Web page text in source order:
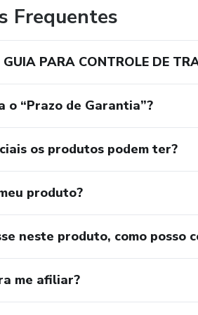
Frequentes
PARA CONTROLE DE
o “Prazo de Garantia”?
os produtos podem ter?
produto?
neste produto, como posso
me afiliar?